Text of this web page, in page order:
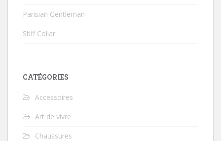
Parisian Gentleman
Stiff Collar
CATÉGORIES
Accessoires
Art de vivre
Chaussures